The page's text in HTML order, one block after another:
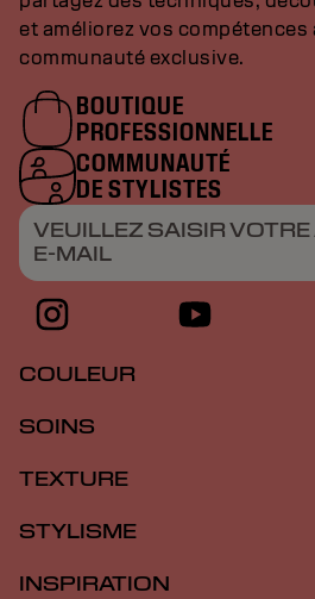
et améliorez vos compétences
communauté exclusive.
BOUTIQUE
PROFESSIONNELLE
COMMUNAUTÉ
DE STYLISTES
VEUILLEZ SAISIR
E-MAIL
COULEUR
SOINS
TEXTURE
STYLISME
INSPIRATION